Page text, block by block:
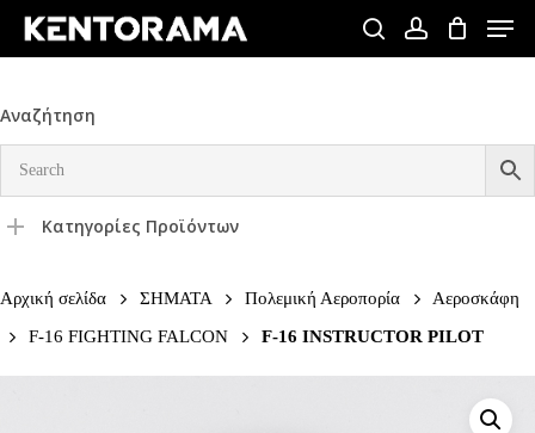
Skip
content
searchaccount
Menu
Αναζήτηση
Κατηγορίες Προϊόντων
Αρχική σελίδα ΣΗΜΑΤΑ Πολεμική Αεροπορία
Αεροσκάφη
F-16 FIGHTING FALCON
F-16 INSTRUCTOR PILOT